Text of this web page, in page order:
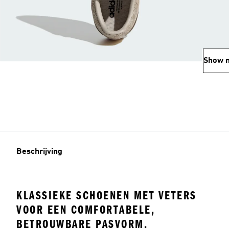
Show
Beschrijving
KLASSIEKE SCHOENEN MET VETERS
VOOR EEN COMFORTABELE,
BETROUWBARE PASVORM.